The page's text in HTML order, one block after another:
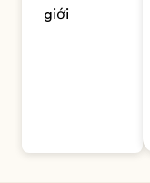
giới